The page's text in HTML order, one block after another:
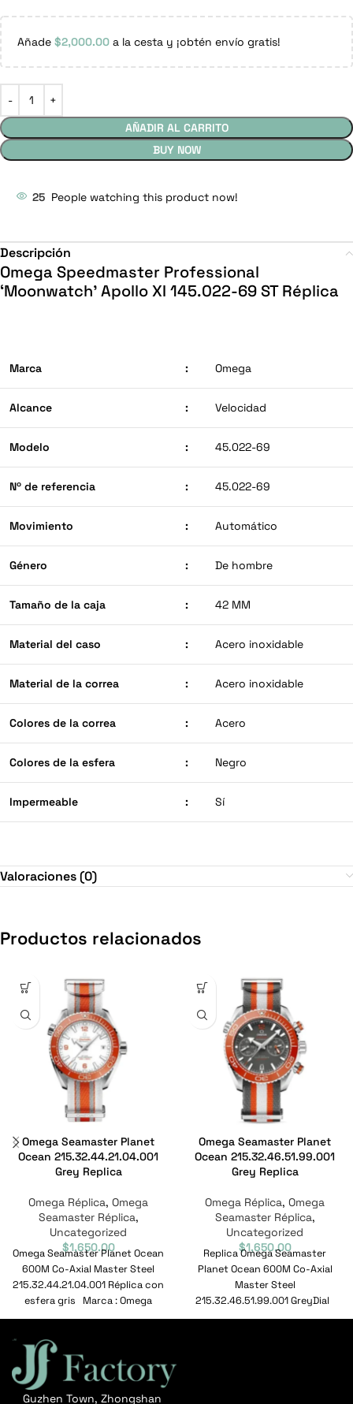
Añade $2,000.00 a la cesta y ¡obtén envío gratis!
AÑADIR AL CARRITO
BUY NOW
25 People watching this product now!
Descripción
Omega Speedmaster Professional
‘Moonwatch’ Apollo XI 145.022-69 ST Réplica
Marca : Omega
Alcance : Velocidad
Modelo : 45.022-69
Nº de referencia : 45.022-69
Movimiento : Automático
Género : De hombre
Tamaño de la caja : 42 MM
Material del caso : Acero inoxidable
Material de la correa : Acero inoxidable
Colores de la correa : Acero
Colores de la esfera : Negro
Impermeable : Sí
Valoraciones (0)
Productos relacionados
Omega Seamaster Planet
Ocean 215.32.44.21.04.001
Grey Replica
Omega Réplica, Omega
Seamaster Réplica,
Uncategorized
$1,650.00
Omega Seamaster Planet Ocean
600M Co-Axial Master Steel
215.32.44.21.04.001 Réplica con
esfera gris Marca : Omega
Alcance : Seamaster
Omega Seamaster Planet
Ocean 215.32.46.51.99.001
Grey Replica
Omega Réplica, Omega
Seamaster Réplica,
Uncategorized
$1,650.00
Replica Omega Seamaster
Planet Ocean 600M Co-Axial
Master Steel
215.32.46.51.99.001 GreyDial
Marca : Omega Alcance :
Guzhen Town, Zhongshan